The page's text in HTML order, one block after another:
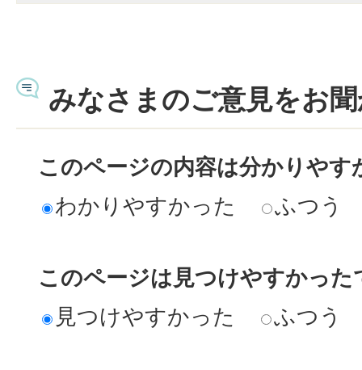
みなさまのご意見をお
このページの内容は分かりやす
わかりやすかった
ふつう
このページは見つけやすかった
見つけやすかった
ふつう